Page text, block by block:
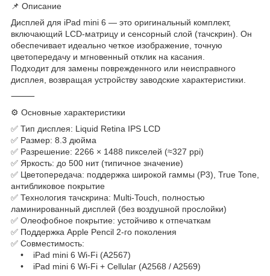
📌 Описание
Дисплей для iPad mini 6 — это оригинальный комплект,
включающий LCD-матрицу и сенсорный слой (тачскрин). Он
обеспечивает идеально четкое изображение, точную
цветопередачу и мгновенный отклик на касания.
Подходит для замены поврежденного или неисправного
дисплея, возвращая устройству заводские характеристики.
⸻
⚙ Основные характеристики
✅ Тип дисплея: Liquid Retina IPS LCD
✅ Размер: 8.3 дюйма
✅ Разрешение: 2266 × 1488 пикселей (≈327 ppi)
✅ Яркость: до 500 нит (типичное значение)
✅ Цветопередача: поддержка широкой гаммы (P3), True Tone,
антибликовое покрытие
✅ Технология тачскрина: Multi-Touch, полностью
ламинированный дисплей (без воздушной прослойки)
✅ Олеофобное покрытие: устойчиво к отпечаткам
✅ Поддержка Apple Pencil 2-го поколения
✅ Совместимость:
• iPad mini 6 Wi‑Fi (A2567)
• iPad mini 6 Wi‑Fi + Cellular (A2568 / A2569)